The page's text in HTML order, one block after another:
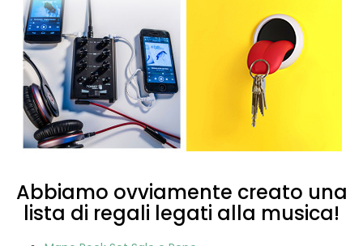
Abbiamo ovviamente creato una
lista di regali legati alla musica!